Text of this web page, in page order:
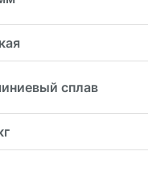
сплав